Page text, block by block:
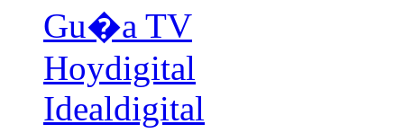
Gu�a TV
Hoydigital
Idealdigital